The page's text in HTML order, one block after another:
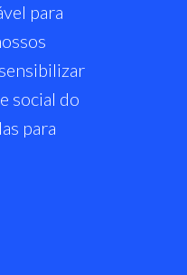
para
social do
para